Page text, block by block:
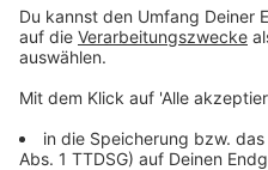
Mechernich-Harzheim.
14 Uhr.
Anzeige